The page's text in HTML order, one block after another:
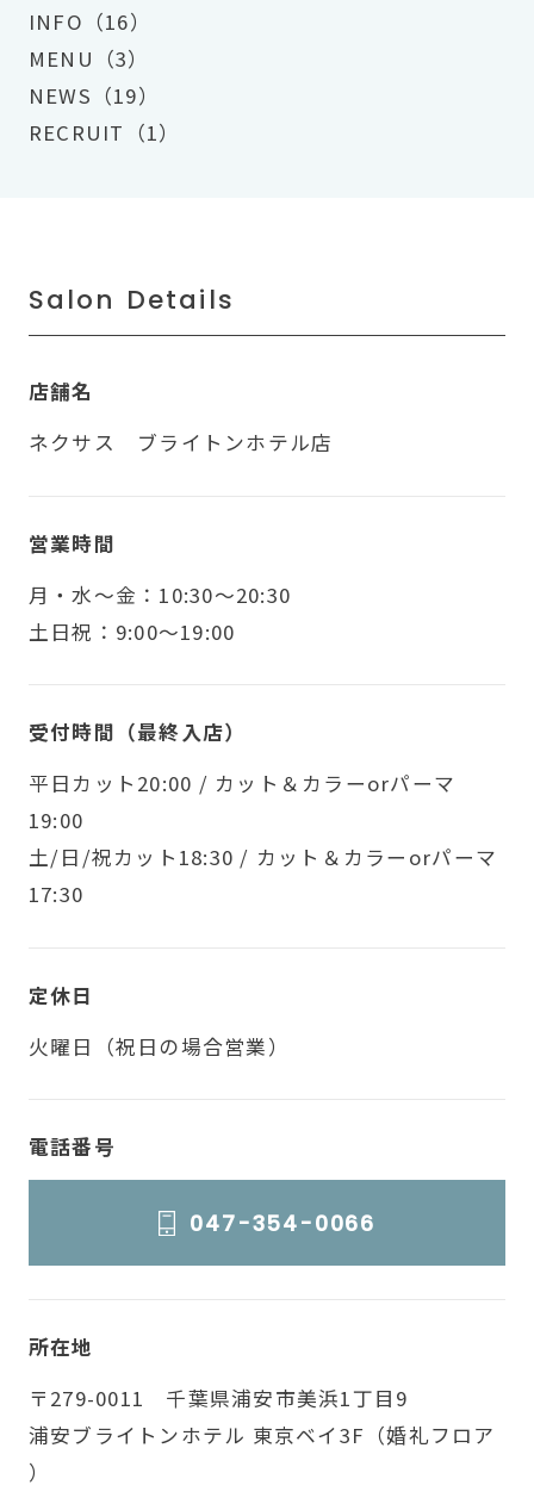
INFO（16）
MENU（3）
NEWS（19）
RECRUIT（1）
Salon Details
店舗名
ネクサス ブライトンホテル店
営業時間
月・水〜金：10:30～20:30
土日祝：9:00～19:00
受付時間（最終入店）
平日カット20:00 / カット＆カラーorパーマ
19:00
土/日/祝カット18:30 / カット＆カラーorパーマ
17:30
定休日
火曜日（祝日の場合営業）
電話番号
047-354-0066
所在地
〒279-0011 千葉県浦安市美浜1丁目9
浦安ブライトンホテル 東京ベイ3F（婚礼フロア
）